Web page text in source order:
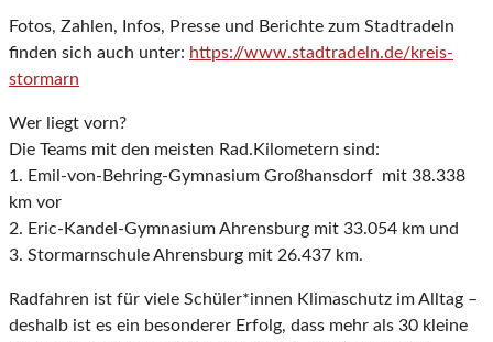
Fotos, Zahlen, Infos, Presse und Berichte zum Stadtradeln
finden sich auch unter: https://www.stadtradeln.de/kreis-
stormarn
Wer liegt vorn?
Die Teams mit den meisten Rad.Kilometern sind:
1. Emil-von-Behring-Gymnasium Großhansdorf mit 38.338
km vor
2. Eric-Kandel-Gymnasium Ahrensburg mit 33.054 km und
3. Stormarnschule Ahrensburg mit 26.437 km.
Radfahren ist für viele Schüler*innen Klimaschutz im Alltag –
deshalb ist es ein besonderer Erfolg, dass mehr als 30 kleine